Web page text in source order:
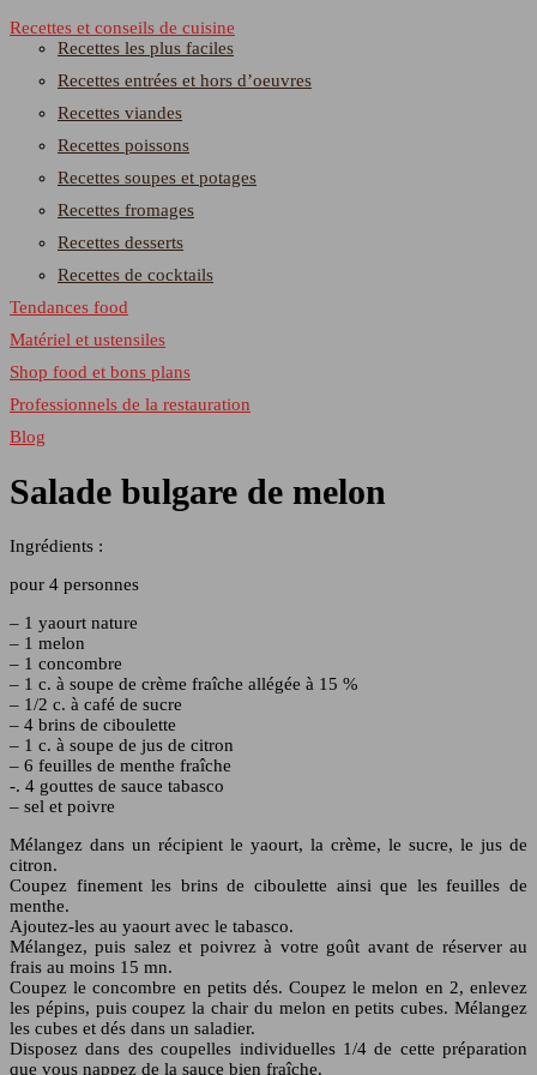
Recettes et conseils de cuisine
Recettes les plus faciles
Recettes entrées et hors d’oeuvres
Recettes viandes
Recettes poissons
Recettes soupes et potages
Recettes fromages
Recettes desserts
Recettes de cocktails
Tendances food
Matériel et ustensiles
Shop food et bons plans
Professionnels de la restauration
Blog
Salade bulgare de melon
Ingrédients :
pour 4 personnes
– 1 yaourt nature
– 1 melon
– 1 concombre
– 1 c. à soupe de crème fraîche allégée à 15 %
– 1/2 c. à café de sucre
– 4 brins de ciboulette
– 1 c. à soupe de jus de citron
– 6 feuilles de menthe fraîche
-. 4 gouttes de sauce tabasco
– sel et poivre
Mélangez dans un récipient le yaourt, la crème, le sucre, le jus de
citron.
Coupez finement les brins de ciboulette ainsi que les feuilles de
menthe.
Ajoutez-les au yaourt avec le tabasco.
Mélangez, puis salez et poivrez à votre goût avant de réserver au
frais au moins 15 mn.
Coupez le concombre en petits dés. Coupez le melon en 2, enlevez
les pépins, puis coupez la chair du melon en petits cubes. Mélangez
les cubes et dés dans un saladier.
Disposez dans des coupelles individuelles 1/4 de cette préparation
que vous nappez de la sauce bien fraîche.